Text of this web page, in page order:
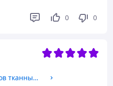
0 0
Набор украинских рушников тканный красный Маричка 160 см